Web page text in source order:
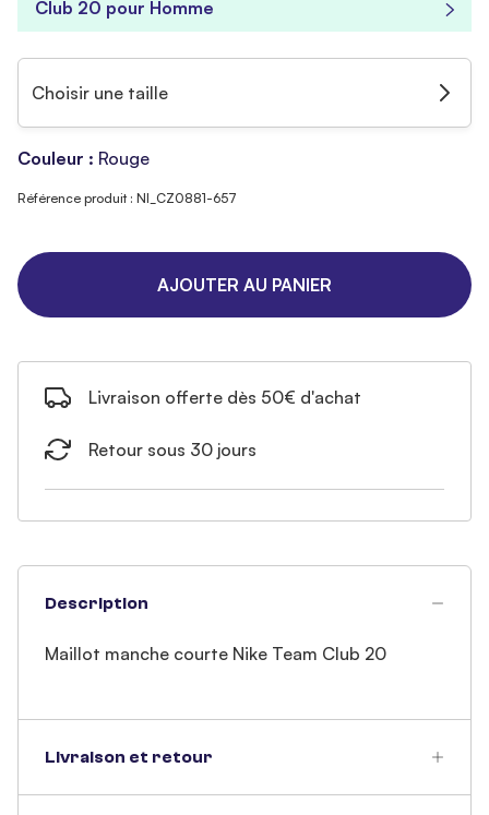
Club 20 pour Homme
Choisir une taille
Couleur : Rouge
Référence produit : NI_CZ0881-657
AJOUTER AU PANIER
Livraison offerte dès 50€ d'achat
Retour sous 30 jours
Description
Maillot manche courte Nike Team Club 20
Livraison et retour